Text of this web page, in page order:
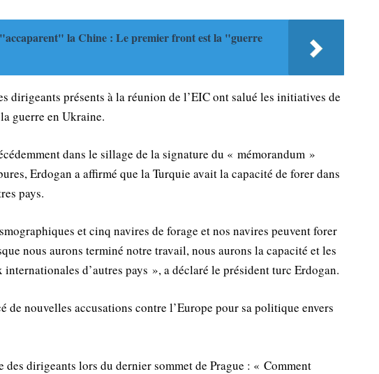
la Chine : Le premier front est la "guerre
dirigeants présents à la réunion de l’EIC ont salué les initiatives de
guerre en Ukraine.
dans le sillage de la signature du « mémorandum »
Erdogan a affirmé que la Turquie avait la capacité de forer dans
pays.
et cinq navires de forage et nos navires peuvent forer
nous aurons terminé notre travail, nous aurons la capacité et les
internationales d’autres pays », a déclaré le président turc Erdogan.
de nouvelles accusations contre l’Europe pour sa politique envers
des dirigeants lors du dernier sommet de Prague : « Comment